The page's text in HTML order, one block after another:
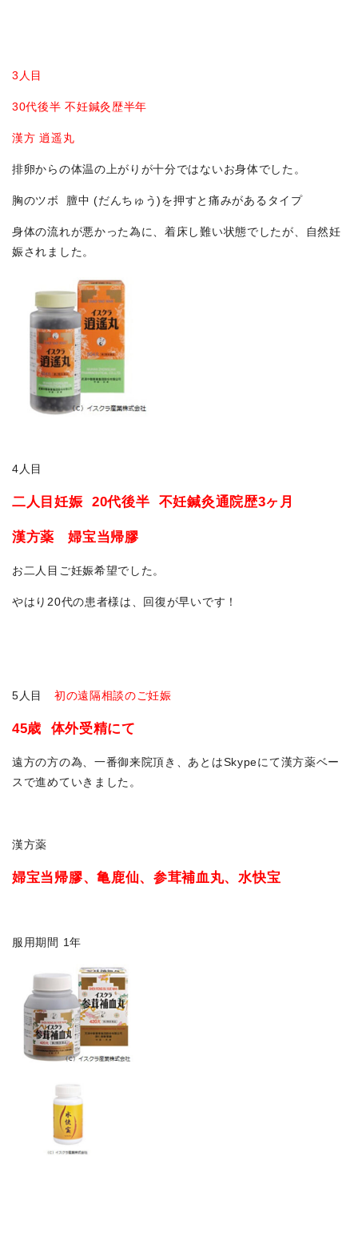
3人目
30代後半 不妊鍼灸歴半年
漢方 逍遥丸
排卵からの体温の上がりが十分ではないお身体でした。
胸のツボ 膻中 (だんちゅう)を押すと痛みがあるタイプ
身体の流れが悪かった為に、着床し難い状態でしたが、自然妊
娠されました。
4人目
二人目妊娠 20代後半 不妊鍼灸通院歴3ヶ月
漢方薬 婦宝当帰膠
お二人目ご妊娠希望でした。
やはり20代の患者様は、回復が早いです！
5人目 初の遠隔相談のご妊娠
45歳 体外受精にて
遠方の方の為、一番御来院頂き、あとはSkypeにて漢方薬ベー
スで進めていきました。
漢方薬
婦宝当帰膠、亀鹿仙、参茸補血丸、水快宝
服用期間 1年